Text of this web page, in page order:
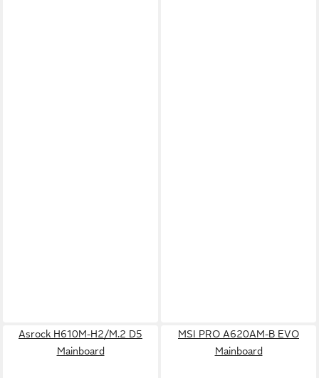
Asrock H610M-H2/M.2 D5
Mainboard
MSI PRO A620AM-B EVO
Mainboard